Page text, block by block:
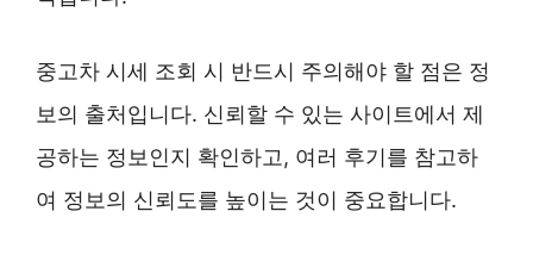
중고차 시세 조회 시 반드시 주의해야 할 점은 정
보의 출처입니다. 신뢰할 수 있는 사이트에서 제
공하는 정보인지 확인하고, 여러 후기를 참고하
여 정보의 신뢰도를 높이는 것이 중요합니다.